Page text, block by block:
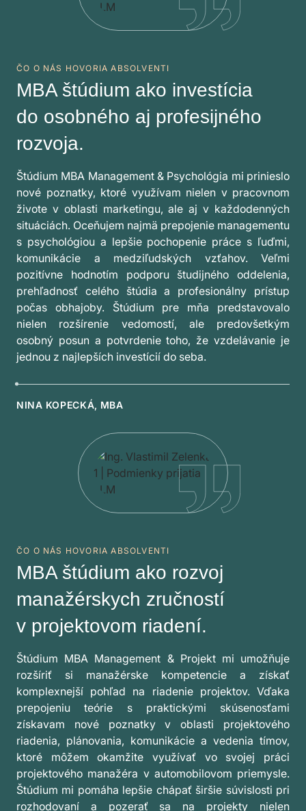
ČO O NÁS HOVORIA ABSOLVENTI
MBA štúdium ako investícia
do osobného aj profesijného
rozvoja.
Štúdium MBA Management & Psychológia mi prinieslo
nové poznatky, ktoré využívam nielen v pracovnom
živote v oblasti marketingu, ale aj v každodenných
situáciách. Oceňujem najmä prepojenie managementu
s psychológiou a lepšie pochopenie práce s ľuďmi,
komunikácie a medziľudských vzťahov. Veľmi
pozitívne hodnotím podporu študijného oddelenia,
prehľadnosť celého štúdia a profesionálny prístup
počas obhajoby. Štúdium pre mňa predstavovalo
nielen rozšírenie vedomostí, ale predovšetkým
osobný posun a potvrdenie toho, že vzdelávanie je
jednou z najlepších investícií do seba.
NINA KOPECKÁ, MBA
ČO O NÁS HOVORIA ABSOLVENTI
MBA štúdium ako rozvoj
manažérskych zručností
v projektovom riadení.
Štúdium MBA Management & Projekt mi umožňuje
rozšíriť si manažérske kompetencie a získať
komplexnejší pohľad na riadenie projektov. Vďaka
prepojeniu teórie s praktickými skúsenosťami
získavam nové poznatky v oblasti projektového
riadenia, plánovania, komunikácie a vedenia tímov,
ktoré môžem okamžite využívať vo svojej práci
projektového manažéra v automobilovom priemysle.
Štúdium mi pomáha lepšie chápať širšie súvislosti pri
rozhodovaní a pozerať sa na projekty nielen